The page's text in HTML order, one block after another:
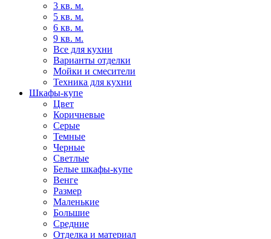
3 кв. м.
5 кв. м.
6 кв. м.
9 кв. м.
Все для кухни
Варианты отделки
Мойки и смесители
Техника для кухни
Шкафы-купе
Цвет
Коричневые
Серые
Темные
Черные
Светлые
Белые шкафы-купе
Венге
Размер
Маленькие
Большие
Средние
Отделка и материал